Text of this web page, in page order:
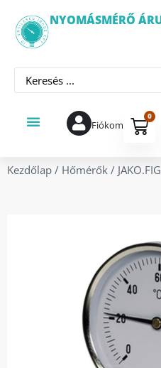
NYOMÁSMÉRŐ
Fiókom
0
Kezdőlap / Hőmérők /